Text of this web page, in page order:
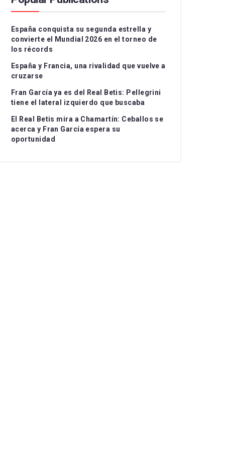
CD Teruel
CE Sabadell
CA Osasuna B
FC Barcelona Atlètic
CD Alcoyano
CD Atlético Baleares
Atlético de Madrid B
Recreativo Granada
Ligue 1
España conquista su segunda estrella y
convierte el Mundial 2026 en el torneo de
los récords
España y Francia, una rivalidad que vuelve a
cruzarse
Fran García ya es del Real Betis: Pellegrini
tiene el lateral izquierdo que buscaba
El Real Betis mira a Chamartín: Ceballos se
acerca y Fran García espera su
oportunidad